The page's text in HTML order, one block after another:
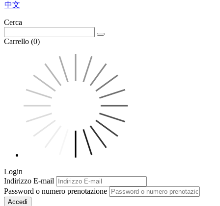
中文
Cerca
Carrello (0)
Login
Indirizzo E-mail
Password o numero prenotazione
Accedi